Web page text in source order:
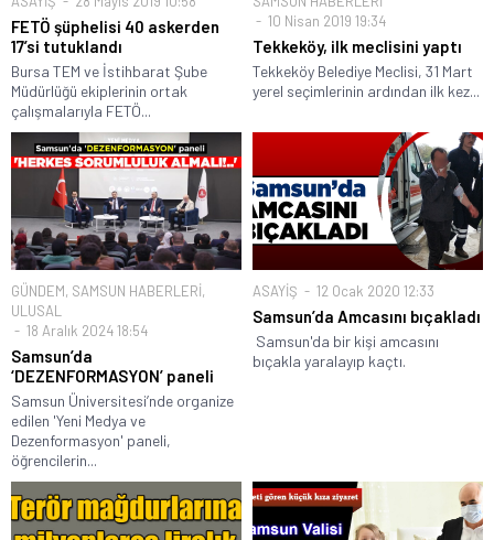
FETÖ şüphelisi 40 askerden
17’si tutuklandı
Bursa TEM ve İstihbarat Şube
Müdürlüğü ekiplerinin ortak
çalışmalarıyla FETÖ...
10 Nisan 2019 19:34
Tekkeköy, ilk meclisini yaptı
Tekkeköy Belediye Meclisi, 31 Mart
yerel seçimlerinin ardından ilk kez...
GÜNDEM, SAMSUN HABERLERİ,
ULUSAL
18 Aralık 2024 18:54
Samsun’da
‘DEZENFORMASYON’ paneli
Samsun Üniversitesi’nde organize
edilen 'Yeni Medya ve
Dezenformasyon' paneli,
öğrencilerin...
ASAYİŞ 12 Ocak 2020 12:33
Samsun’da Amcasını bıçakladı
Samsun'da bir kişi amcasını
bıçakla yaralayıp kaçtı.